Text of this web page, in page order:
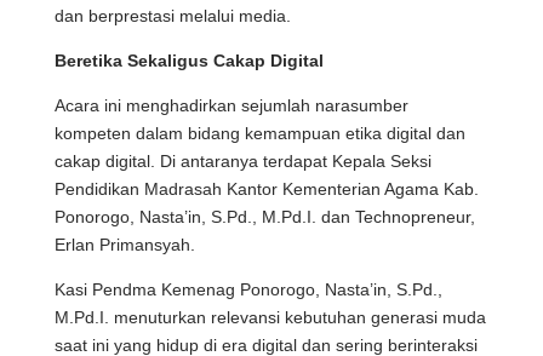
dan berprestasi melalui media.
Beretika Sekaligus Cakap Digital
Acara ini menghadirkan sejumlah narasumber
kompeten dalam bidang kemampuan etika digital dan
cakap digital. Di antaranya terdapat Kepala Seksi
Pendidikan Madrasah Kantor Kementerian Agama Kab.
Ponorogo, Nasta’in, S.Pd., M.Pd.I. dan Technopreneur,
Erlan Primansyah.
Kasi Pendma Kemenag Ponorogo, Nasta’in, S.Pd.,
M.Pd.I. menuturkan relevansi kebutuhan generasi muda
saat ini yang hidup di era digital dan sering berinteraksi